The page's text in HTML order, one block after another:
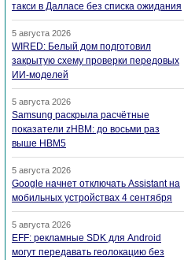
такси в Далласе без списка ожидания
5 августа 2026
WIRED: Белый дом подготовил
закрытую схему проверки передовых
ИИ-моделей
5 августа 2026
Samsung раскрыла расчётные
показатели zHBM: до восьми раз
выше HBM5
5 августа 2026
Google начнет отключать Assistant на
мобильных устройствах 4 сентября
5 августа 2026
EFF: рекламные SDK для Android
могут передавать геолокацию без